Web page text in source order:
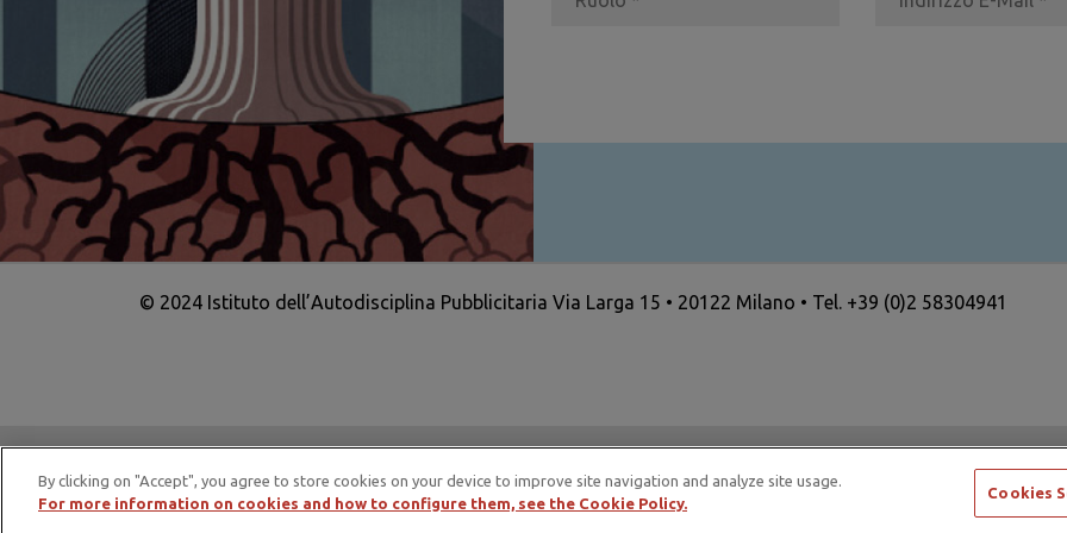
© 2024 Istituto dell’Autodisciplina Pubblicitaria Via Larga 15 • 20122 Milano • Tel. +39 (0)2 58304941
IAP è membro di EASA – European Advertising Standards Alliance e di ICAS – International Council
By clicking on "Accept", you agree to store cookies on your device to improve site navigation and analyze site usage.
For more information on cookies and how to configure them, see the Cookie Policy.
Cookies